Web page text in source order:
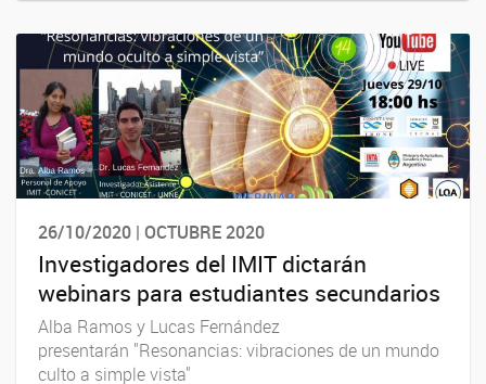
26/10/2020 | OCTUBRE 2020
Investigadores del IMIT dictarán
webinars para estudiantes secundarios
Alba Ramos y Lucas Fernández
presentarán "Resonancias: vibraciones de un mundo
culto a simple vista"